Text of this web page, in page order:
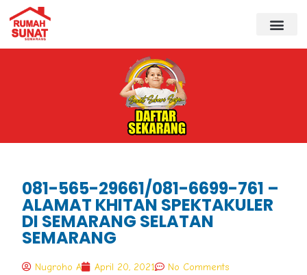
081-565-29661/081-6699-761 –
ALAMAT KHITAN SPEKTAKULER
DI SEMARANG SELATAN
SEMARANG
Nugroho A April 20, 2021 No Comments